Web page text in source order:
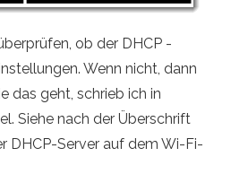
ob der DHCP -
Wenn nicht, dann
das geht, schrieb ich in
Siehe nach der Überschrift
DHCP-Server auf dem Wi-Fi-